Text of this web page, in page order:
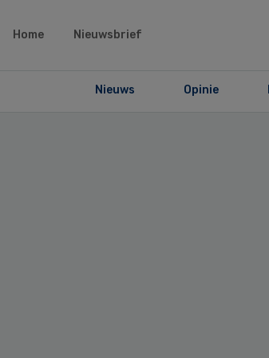
Home Nieuwsbrief
Nieuws Opinie